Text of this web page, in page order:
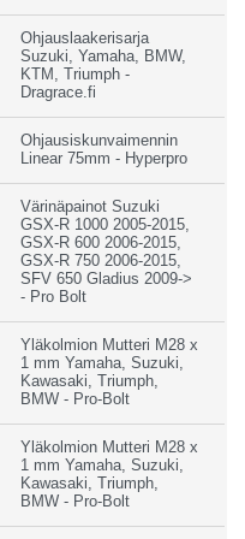
Ohjauslaakerisarja
Suzuki, Yamaha, BMW,
KTM, Triumph -
Dragrace.fi
Ohjausiskunvaimennin
Linear 75mm - Hyperpro
Värinäpainot Suzuki
GSX-R 1000 2005-2015,
GSX-R 600 2006-2015,
GSX-R 750 2006-2015,
SFV 650 Gladius 2009->
- Pro Bolt
Yläkolmion Mutteri M28 x
1 mm Yamaha, Suzuki,
Kawasaki, Triumph,
BMW - Pro-Bolt
Yläkolmion Mutteri M28 x
1 mm Yamaha, Suzuki,
Kawasaki, Triumph,
BMW - Pro-Bolt